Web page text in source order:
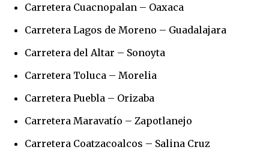
Carretera Cuacnopalan – Oaxaca
Carretera Lagos de Moreno – Guadalajara
Carretera del Altar – Sonoyta
Carretera Toluca – Morelia
Carretera Puebla – Orizaba
Carretera Maravatío – Zapotlanejo
Carretera Coatzacoalcos – Salina Cruz